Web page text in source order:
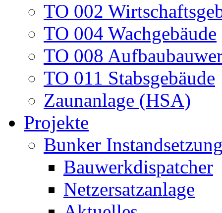
TO 002
TO 004 Wachgebäude
TO 008
TO 011 Stabsgebäude
Zaunanlage (HSA)
Projekte
Bunker
Bauwerkdispatcher
Netzersatzanlage